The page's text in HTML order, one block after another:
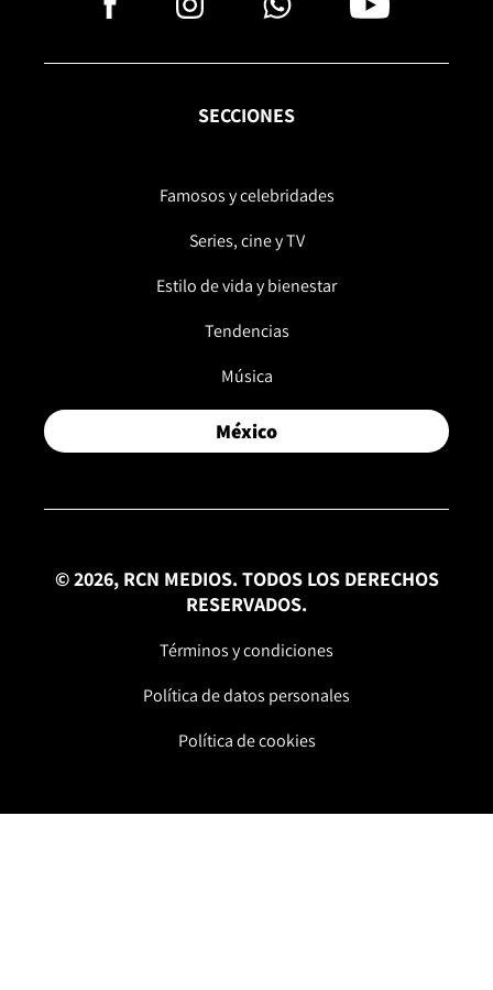
SECCIONES
Famosos y celebridades
Series, cine y TV
Estilo de vida y bienestar
Tendencias
Música
México
© 2026, RCN MEDIOS. TODOS LOS DERECHOS
RESERVADOS.
Términos y condiciones
Política de datos personales
Política de cookies